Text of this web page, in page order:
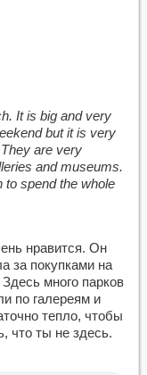
It is big and very
but it is very
are very
and museums.
to spend the whole
нравится. Он
за покупками на
много парков
по галереям и
тепло, чтобы
что ты не здесь.